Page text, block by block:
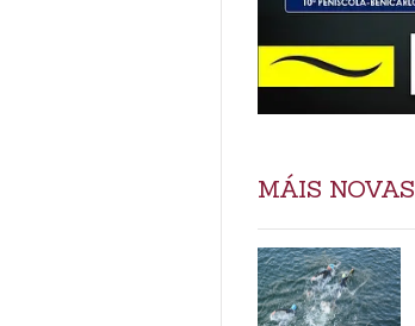
MÁIS NOVAS